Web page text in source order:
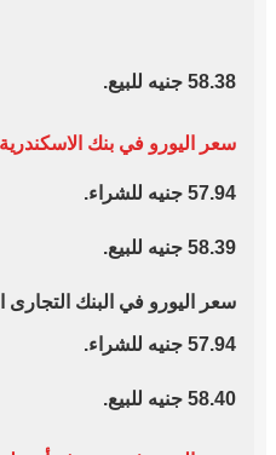
58.38 جنيه للبيع.
سعر اليورو في بنك الاسكندرية
57.94 جنيه للشراء.
58.39 جنيه للبيع.
سعر اليورو في البنك التجارى
57.94 جنيه للشراء.
58.40 جنيه للبيع.